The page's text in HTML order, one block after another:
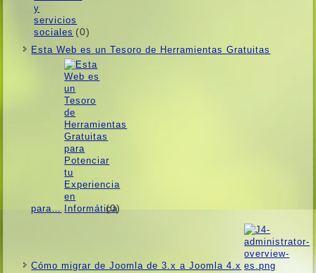
(0)
Esta Web es un Tesoro de Herramientas Gratuitas
para… (0)
Cómo migrar de Joomla de 3.x a Joomla 4.x